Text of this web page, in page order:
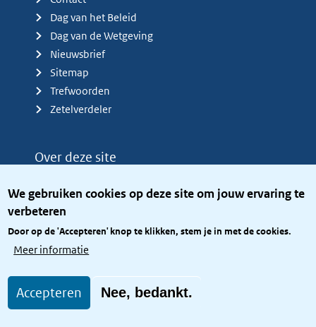
We gebruiken cookies op deze site om jouw ervaring te
verbeteren
Door op de 'Accepteren' knop te klikken, stem je in met de cookies.
Meer informatie
Accepteren Nee, bedankt.
Dag van het Beleid
Dag van de Wetgeving
Nieuwsbrief
Sitemap
Trefwoorden
Zetelverdeler
Over deze site
Privacy
Toegang site openbaar
Toegankelijkheid